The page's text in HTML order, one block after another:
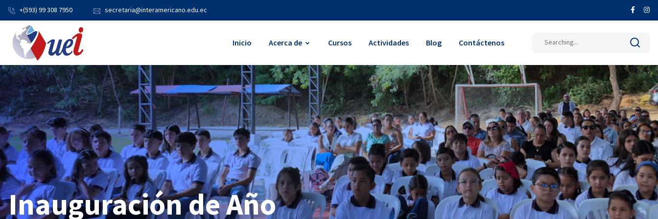
+(593) 99 308 7950 secretaria@interamericano.edu.ec
Inicio Acerca de Cursos Actividades Blog Contáctenos
Search
Inauguración de Año